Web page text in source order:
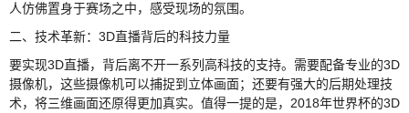
人仿佛置身于赛场之中，感受现场的氛围。
二、技术革新：3D直播背后的科技力量
要实现3D直播，背后离不开一系列高科技的支持。需要配备专业的3D
摄像机，这些摄像机可以捕捉到立体画面；还要有强大的后期处理技
术，将三维画面还原得更加真实。值得一提的是，2018年世界杯的3D